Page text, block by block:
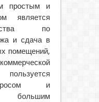
простым и
является
по
и сдача в
помещений,
и
большим